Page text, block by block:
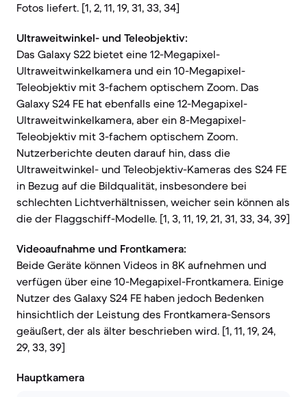
Fotos liefert. [1, 2, 11, 19, 31, 33, 34]
Ultraweitwinkel- und Teleobjektiv:
Das Galaxy S22 bietet eine 12-Megapixel-
Ultraweitwinkelkamera und ein 10-Megapixel-
Teleobjektiv mit 3-fachem optischem Zoom. Das
Galaxy S24 FE hat ebenfalls eine 12-Megapixel-
Ultraweitwinkelkamera, aber ein 8-Megapixel-
Teleobjektiv mit 3-fachem optischem Zoom.
Nutzerberichte deuten darauf hin, dass die
Ultraweitwinkel- und Teleobjektiv-Kameras des S24 FE
in Bezug auf die Bildqualität, insbesondere bei
schlechten Lichtverhältnissen, weicher sein können als
die der Flaggschiff-Modelle. [1, 3, 11, 19, 21, 31, 33, 34, 39]
Videoaufnahme und Frontkamera:
Beide Geräte können Videos in 8K aufnehmen und
verfügen über eine 10-Megapixel-Frontkamera. Einige
Nutzer des Galaxy S24 FE haben jedoch Bedenken
hinsichtlich der Leistung des Frontkamera-Sensors
geäußert, der als älter beschrieben wird. [1, 11, 19, 24,
29, 33, 39]
Hauptkamera